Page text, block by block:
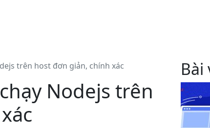
trên host đơn giản, chính xác
Nodejs trên
Bài